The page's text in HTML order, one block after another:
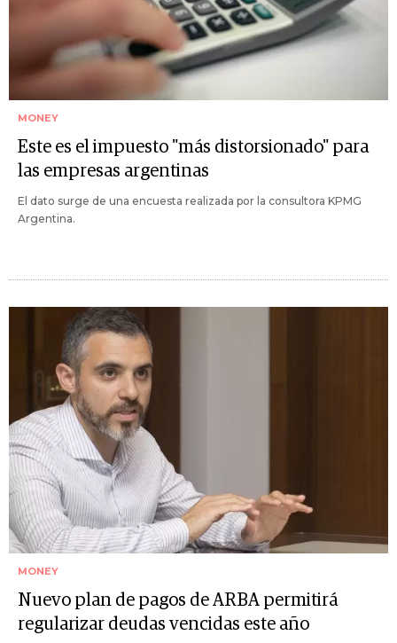
MONEY
Este es el impuesto "más distorsionado" para
las empresas argentinas
El dato surge de una encuesta realizada por la consultora KPMG
Argentina.
MONEY
Nuevo plan de pagos de ARBA permitirá
regularizar deudas vencidas este año